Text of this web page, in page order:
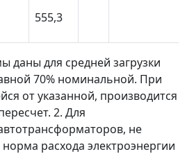
555,3
даны для средней загрузки
70% номинальной. При
от указанной, производится
2. Для
не
расхода электроэнергии